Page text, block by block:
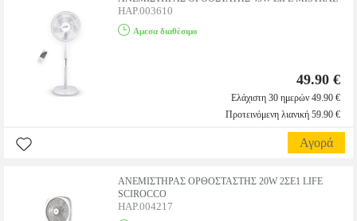
HAP.003610
Αμεσα διαθέσιμο
49.90 €
Ελάχιστη 30 ημερών 49.90 €
Προτεινόμενη λιανική 59.90 €
Αγορά
ΑΝΕΜΙΣΤΗΡΑΣ ΟΡΘΟΣΤΑΣΤΗΣ 20W 2ΣΕ1 LIFE
SCIROCCO
HAP.004217